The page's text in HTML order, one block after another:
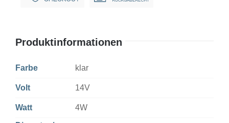
Produktinformationen
Farbe klar
Volt 14V
Watt 4W